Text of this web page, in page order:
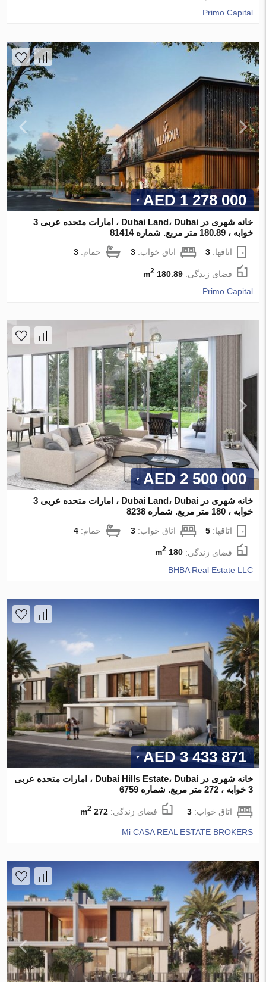
Primo Capital
1 278 000 AED
خانه شهری در Dubai Land، Dubai ، امارات متحده عربی 3
خوابه ، 180.89 متر مربع. شماره 81414
اتاقها:3 اتاق خواب:3 حمام:3
فضای زندگی:180.89 m
2
Primo Capital
2 500 000 AED
خانه شهری در Dubai Land، Dubai ، امارات متحده عربی 3
خوابه ، 180 متر مربع. شماره 8238
اتاقها:5 اتاق خواب:3 حمام:4
فضای زندگی:180 m
2
BHBA Real Estate LLC
3 433 871 AED
خانه شهری در Dubai Hills Estate، Dubai ، امارات متحده عربی
3 خوابه ، 272 متر مربع. شماره 6759
اتاق خواب:3 فضای زندگی:272 m
2
Mi CASA REAL ESTATE BROKERS